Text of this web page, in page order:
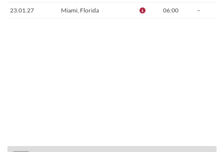
23.01.27 Miami, Florida 06:00 –